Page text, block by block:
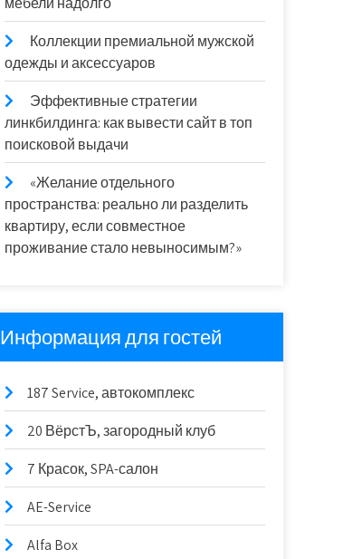
Коллекции премиальной мужской
одежды и аксессуаров
Эффективные стратегии
линкбилдинга: как вывести сайт в топ
поисковой выдачи
«Желание отдельного
пространства: реально ли разделить
квартиру, если совместное
проживание стало невыносимым?»
Информация для гостей
187 Service, автокомплекс
20 ВёрстЪ, загородный клуб
7 Красок, SPA-салон
AE-Service
Alfa Box